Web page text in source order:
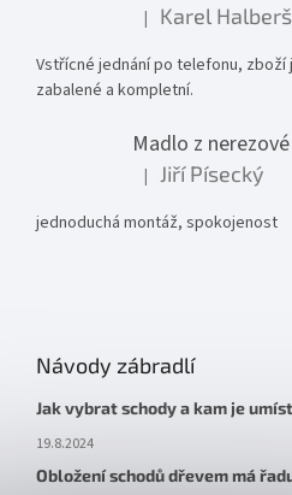
Hodnocení produktu
| Karel
Vstřícné jednání po telefonu, zboží
zabalené a kompletní.
Hodnocení produktu
| Jiří Písecký
jednoduchá montáž, spokojenost
Návody zábradlí
Jak vybrat schody a kam je
19.8.2024
Obložení schodů dřevem má